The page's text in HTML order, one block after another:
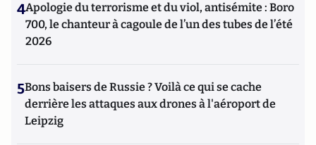
4Apologie du terrorisme et du viol, antisémite : Boro
700, le chanteur à cagoule de l’un des tubes de l’été
2026
5Bons baisers de Russie ? Voilà ce qui se cache
derrière les attaques aux drones à l'aéroport de
Leipzig